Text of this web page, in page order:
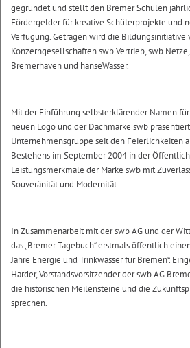
gegründet und stellt den Bremer Schulen
Fördergelder für kreative Schülerprojekte und
Verfügung. Getragen wird die Bildungsinitiative
Konzerngesellschaften swb Vertrieb, swb
Bremerhaven und hanseWasser.
Mit der Einführung selbsterklärender Namen
neuen Logo und der Dachmarke swb
Unternehmensgruppe seit den Feierlichkeiten
Bestehens im September 2004 in der
Leistungsmerkmale der Marke swb mit
Souveränität und Modernität
In Zusammenarbeit mit der swb AG und der
das „Bremer Tagebuch“ erstmals öffentlich
Jahre Energie und Trinkwasser für Bremen“.
Harder, Vorstandsvorsitzender der swb AG
die historischen Meilensteine und die
sprechen.